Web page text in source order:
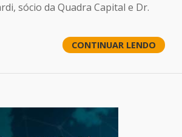
sócio da Quadra Capital e Dr.
CONTINUAR LENDO